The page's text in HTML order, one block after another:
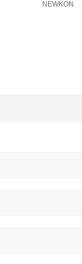
NEWKON